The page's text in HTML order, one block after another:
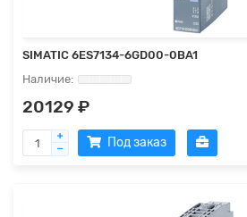
SIMATIC 6ES7134-6GD00-0BA1
20129 ₽
Под заказ